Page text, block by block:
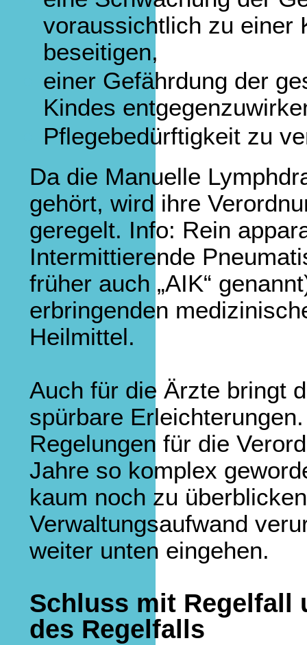
voraussichtlich zu einer
beseitigen,
einer Gefährdung der
Kindes
Pflegebedürftigkeit zu
Da die Manuelle
gehört, wird ihre
geregelt. Info: Rein
Intermittierende
früher auch „AIK“
erbringenden
Heilmittel.
Auch für die Ärzte bringt
spürbare
Regelungen für die
Jahre so komplex
kaum noch zu
Verwaltungsaufwand
weiter unten eingehen.
Schluss mit Regelfall
des Regelfalls